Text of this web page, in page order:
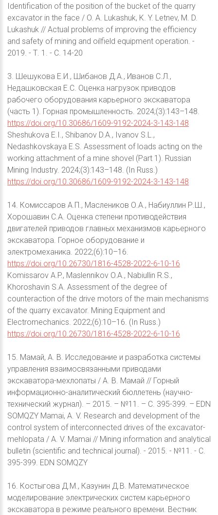
Identification of the position of the bucket of the quarry
excavator in the face / O. A. Lukashuk, K. Y. Letnev, M. D.
Lukashuk // Actual problems of improving the efficiency
and safety of mining and oilfield equipment operation. -
2019. - Т. 1. - С. 14-20
3. Шешукова Е.И., Шибанов Д.А., Иванов С.Л.,
Недашковская Е.С. Оценка нагрузок приводов
рабочего оборудования карьерного экскаватора
(часть 1). Горная промышленность. 2024;(3):143–148.
https://doi.org/10.30686/1609-9192-2024-3-143-148
Sheshukova E.I., Shibanov D.A., Ivanov S.L.,
Nedashkovskaya E.S. Assessment of loads acting on the
working attachment of a mine shovel (Part 1). Russian
Mining Industry. 2024;(3):143–148. (In Russ.)
https://doi.org/10.30686/1609-9192-2024-3-143-148
14. Комиссаров А.П., Маслеников О.А., Набиуллин Р.Ш.,
Хорошавин С.А. Оценка степени противодействия
двигателей приводов главных механизмов карьерного
экскаватора. Горное оборудование и
электромеханика. 2022;(6):10–16.
https://doi.org/10.26730/1816-4528-2022-6-10-16
Komissarov A.P., Maslennikov O.A., Nabiullin R.S.,
Khoroshavin S.A. Assessment of the degree of
counteraction of the drive motors of the main mechanisms
of the quarry excavator. Mining Equipment and
Electromechanics. 2022;(6):10–16. (In Russ.)
https://doi.org/10.26730/1816-4528-2022-6-10-16
15. Мамай, А. В. Исследование и разработка системы
управления взаимосвязанными приводами
экскаватора-мехлопаты / А. В. Мамай // Горный
информационно-аналитический бюллетень (научно-
технический журнал). – 2015. – №11. – С. 395-399. – EDN
SOMQZY Mamai, A. V. Research and development of the
control system of interconnected drives of the excavator-
mehlopata / A. V. Mamai // Mining information and analytical
bulletin (scientific and technical journal). - 2015. - №11. - С.
395-399. EDN SOMQZY
16. Костыгова Д.М., Казунин Д.В. Математическое
моделирование электрических систем карьерного
экскаватора в режиме реального времени. Вестник